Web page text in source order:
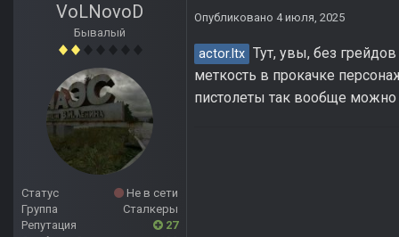
VoLNovoD
Бывалый
Статус
Не в сети
Группа
Сталкеры
Репутация
27
Опубликовано 4 июля, 2025
actor.ltx Тут, увы, без
меткость в прокачке
пистолеты так вообще можно